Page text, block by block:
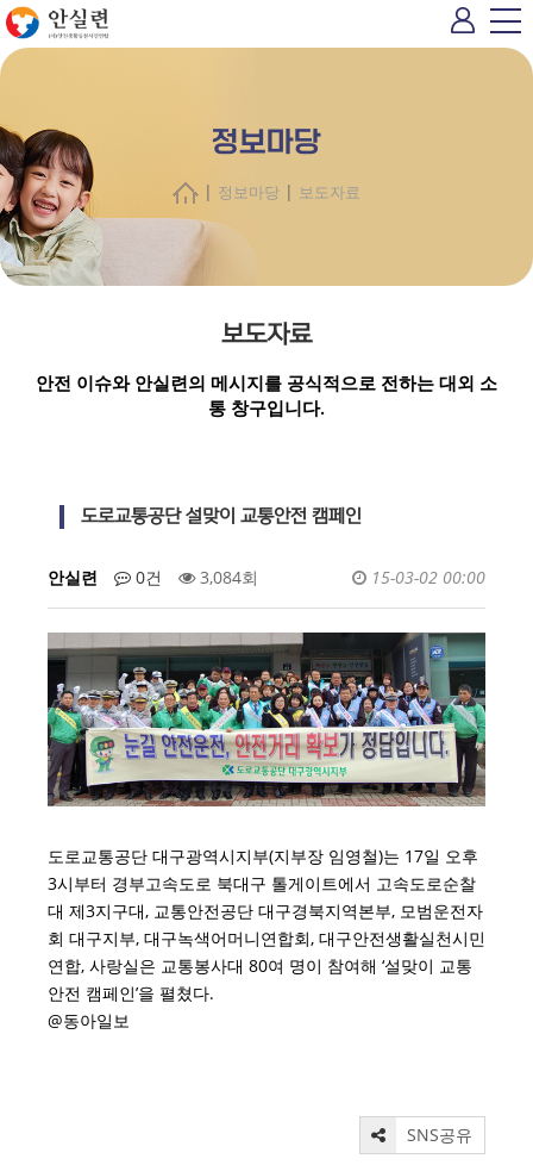
정보마당
| 정보마당 | 보도자료
보도자료
안전 이슈와 안실련의 메시지를 공식적으로 전하는 대외 소
통 창구입니다.
도로교통공단 설맞이 교통안전 캠페인
안실련 0건 3,084회 15-03-02 00:00
도로교통공단 대구광역시지부(지부장 임영철)는 17일 오후
3시부터 경부고속도로 북대구 톨게이트에서 고속도로순찰
대 제3지구대, 교통안전공단 대구경북지역본부, 모범운전자
회 대구지부, 대구녹색어머니연합회, 대구안전생활실천시민
연합, 사랑실은 교통봉사대 80여 명이 참여해 ‘설맞이 교통
안전 캠페인’을 펼쳤다.
@동아일보
SNS공유